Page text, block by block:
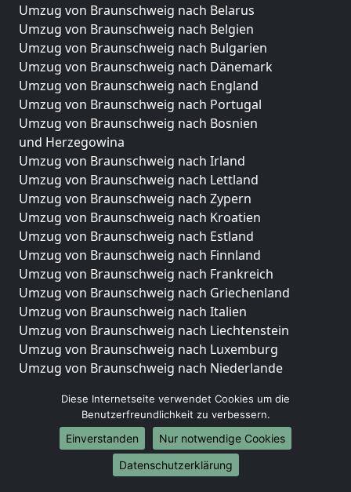
Umzug von Braunschweig nach Belarus
Umzug von Braunschweig nach Belgien
Umzug von Braunschweig nach Bulgarien
Umzug von Braunschweig nach Dänemark
Umzug von Braunschweig nach England
Umzug von Braunschweig nach Portugal
Umzug von Braunschweig nach Bosnien
und Herzegowina
Umzug von Braunschweig nach Irland
Umzug von Braunschweig nach Lettland
Umzug von Braunschweig nach Zypern
Umzug von Braunschweig nach Kroatien
Umzug von Braunschweig nach Estland
Umzug von Braunschweig nach Finnland
Umzug von Braunschweig nach Frankreich
Umzug von Braunschweig nach Griechenland
Umzug von Braunschweig nach Italien
Umzug von Braunschweig nach Liechtenstein
Umzug von Braunschweig nach Luxemburg
Umzug von Braunschweig nach Niederlande
Umzüge-Deutschlandweit
Umzug von Braunschweig nach Berlin
Umzug von Braunschweig nach Hamburg
Umzug von Braunschweig nach München
Diese Internetseite verwendet Cookies um die
Benutzerfreundlichkeit zu verbessern.
Einverstanden
Nur notwendige Cookies
Datenschutzerklärung